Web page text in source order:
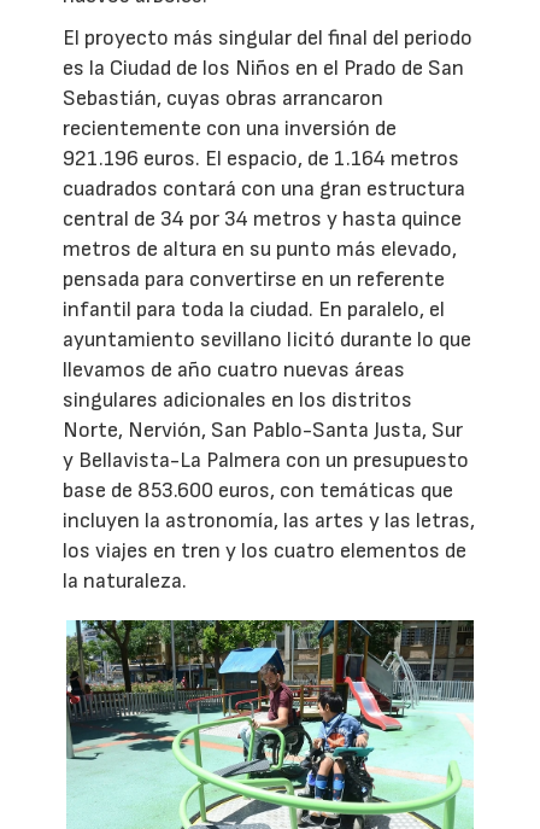
El proyecto más singular del final del periodo
es la Ciudad de los Niños en el Prado de San
Sebastián, cuyas obras arrancaron
recientemente con una inversión de
921.196 euros. El espacio, de 1.164 metros
cuadrados contará con una gran estructura
central de 34 por 34 metros y hasta quince
metros de altura en su punto más elevado,
pensada para convertirse en un referente
infantil para toda la ciudad. En paralelo, el
ayuntamiento sevillano licitó durante lo que
llevamos de año cuatro nuevas áreas
singulares adicionales en los distritos
Norte, Nervión, San Pablo-Santa Justa, Sur
y Bellavista-La Palmera con un presupuesto
base de 853.600 euros, con temáticas que
incluyen la astronomía, las artes y las letras,
los viajes en tren y los cuatro elementos de
la naturaleza.